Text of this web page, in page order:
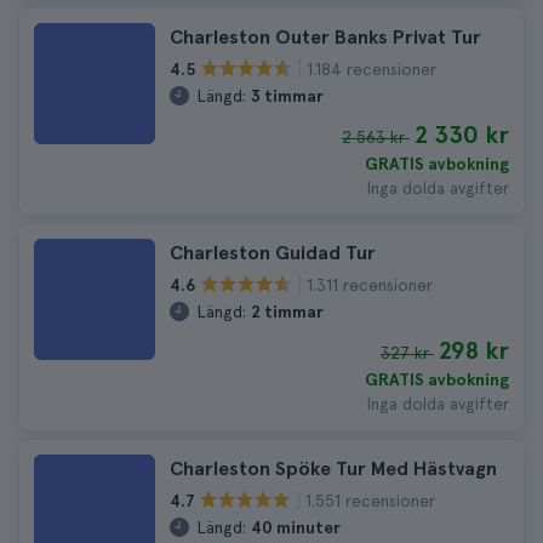
Charleston Outer Banks Privat Tur
4.5
1.184 recensioner
Längd: 3 timmar
2 563 kr 2 330 kr
GRATIS avbokning
Inga dolda avgifter
Charleston Guidad Tur
4.6
1.311 recensioner
Längd: 2 timmar
327 kr 298 kr
GRATIS avbokning
Inga dolda avgifter
Charleston Spöke Tur Med Hästvagn
4.7
1.551 recensioner
Längd: 40 minuter